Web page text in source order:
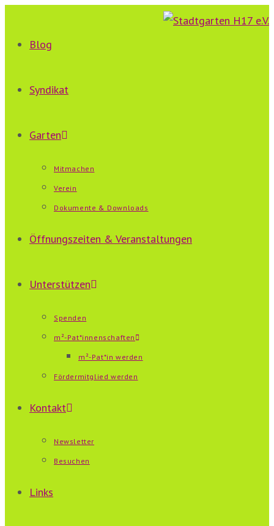
springen
Blog
Syndikat
Garten
Mitmachen
Verein
Dokumente & Downloads
Öffnungszeiten & Veranstaltungen
Unterstützen
Spenden
m²-Pat*innenschaften
m²-Pat*in werden
Fördermitglied werden
Kontakt
Newsletter
Besuchen
Links